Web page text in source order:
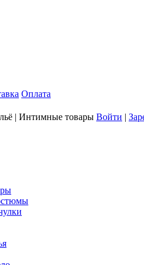
Оплата
| Интимные товары Войти |